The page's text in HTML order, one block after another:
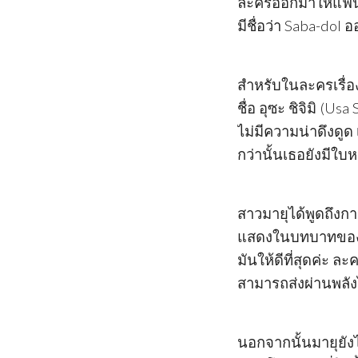
มีชื่อว่า Saba-
สำหรับในละครเรื่อ
ชื่อ อุซะ ชิจิมิ (Usa
ไม่มีความน่าดึงดูด
กว่านั้นเธอยังมีใบ
สาวมายุได้พูดถึงก
แสดงในบทบาทข
มันให้ดีที่สุดค่ะ ละ
สามารถส่งผ่านพลั
นอกจากนั้นมายุยังไ